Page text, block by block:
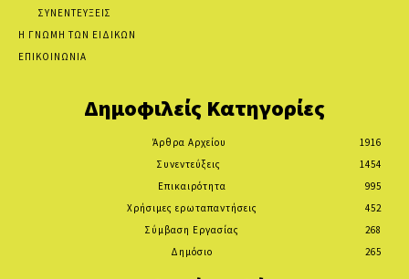
ΣΥΝΕΝΤΕΥΞΕΙΣ
Η ΓΝΩΜΗ ΤΩΝ ΕΙΔΙΚΩΝ
ΕΠΙΚΟΙΝΩΝΙΑ
Δημοφιλείς Κατηγορίες
Άρθρα Αρχείου
1916
Συνεντεύξεις
1454
Επικαιρότητα
995
Χρήσιμες ερωταπαντήσεις
452
Σύμβαση Εργασίας
268
Δημόσιο
265